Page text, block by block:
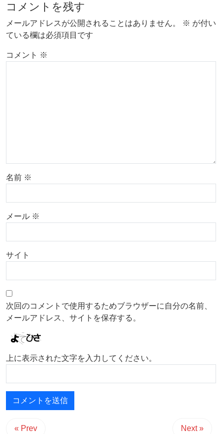
コメントを残す
メールアドレスが公開されることはありません。 ※ が付い
ている欄は必須項目です
コメント ※
名前 ※
メール ※
サイト
次回のコメントで使用するためブラウザーに自分の名前、
メールアドレス、サイトを保存する。
上に表示された文字を入力してください。
« Prev Next »